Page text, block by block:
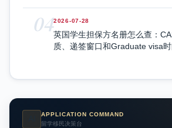
042026-07-28
英国学生担保方名册怎么查：
质、递签窗口和Graduate visa
APPLICATION COMMAND
留学移民决策台